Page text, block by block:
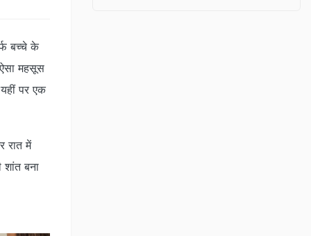
बच्चे के
महसूस
पर एक
रात में
शांत बना